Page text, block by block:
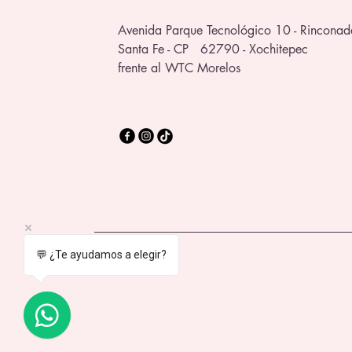
Avenida Parque Tecnológico 10 -
Santa Fe - CP 62790 - Xochitepec
frente al WTC Morelos
💬 ¿Te ayudamos a elegir?